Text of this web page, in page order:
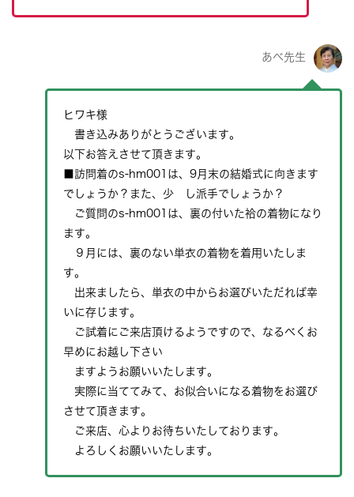
あべ先生
ヒワキ様
書き込みありがとうございます。
以下お答えさせて頂きます。
■訪問着のs-hm001は、9月末の結婚式に向きます
でしょうか？また、少 し派手でしょうか？
ご質問のs-hm001は、裏の付いた袷の着物になり
ます。
９月には、裏のない単衣の着物を着用いたしま
す。
出来ましたら、単衣の中からお選びいただれば幸
いに存じます。
ご試着にご来店頂けるようですので、なるべくお
早めにお越し下さい
ますようお願いいたします。
実際に当ててみて、お似合いになる着物をお選び
させて頂きます。
ご来店、心よりお待ちいたしております。
よろしくお願いいたします。